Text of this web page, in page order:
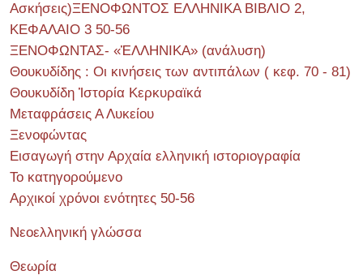
Ασκήσεις)ΞΕΝΟΦΩΝΤΟΣ ΕΛΛΗΝΙΚΑ ΒΙΒΛΙΟ 2,
ΚΕΦΑΛΑΙΟ 3 50-56
ΞΕΝΟΦΩΝΤΑΣ- «ἙΛΛΗΝΙΚΑ» (ανάλυση)
Θουκυδίδης : Οι κινήσεις των αντιπάλων ( κεφ. 70 - 81)
Θουκυδίδη Ἱστορία Κερκυραϊκά
Μεταφράσεις Α Λυκείου
Ξενοφώντας
Εισαγωγή στην Αρχαία ελληνική ιστοριογραφία
Το κατηγορούμενο
Αρχικοί χρόνοι ενότητες 50-56
Νεοελληνική γλώσσα
Θεωρία